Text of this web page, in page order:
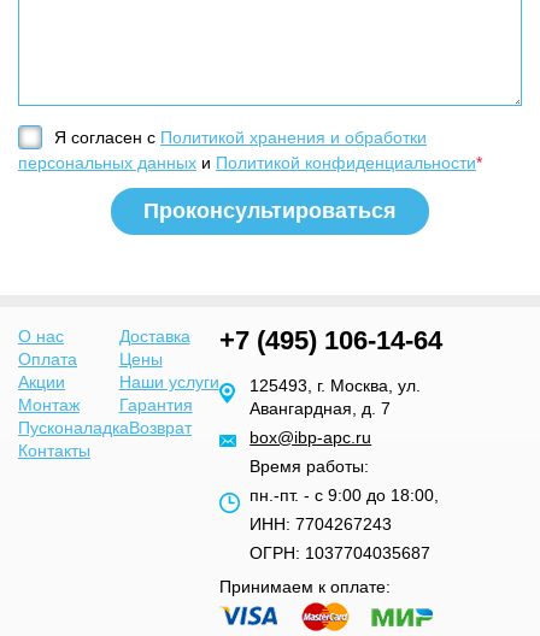
Я согласен с Политикой хранения и обработки
персональных данных и Политикой конфиденциальности*
О нас
Доставка
Оплата
Цены
Акции
Наши услуги
Монтаж
Гарантия
ПусконаладкаВозврат
Контакты
+7 (495) 106-14-64
125493, г. Москва, ул.
Авангардная, д. 7
box@ibp-apc.ru
Время работы:
пн.-пт. - с 9:00 до 18:00,
ИНН: 7704267243
ОГРН: 1037704035687
Принимаем к оплате: